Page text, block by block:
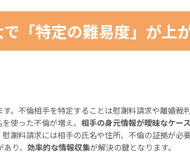
「特定の難易度」が上
。不倫相手を特定することは慰謝料請求や離婚裁
使った不倫が増え、 相手の身元情報が曖昧なケー
謝料請求には相手の氏名や住所、不倫の証拠が
り、 効率的な情報収集が解決の鍵となります。